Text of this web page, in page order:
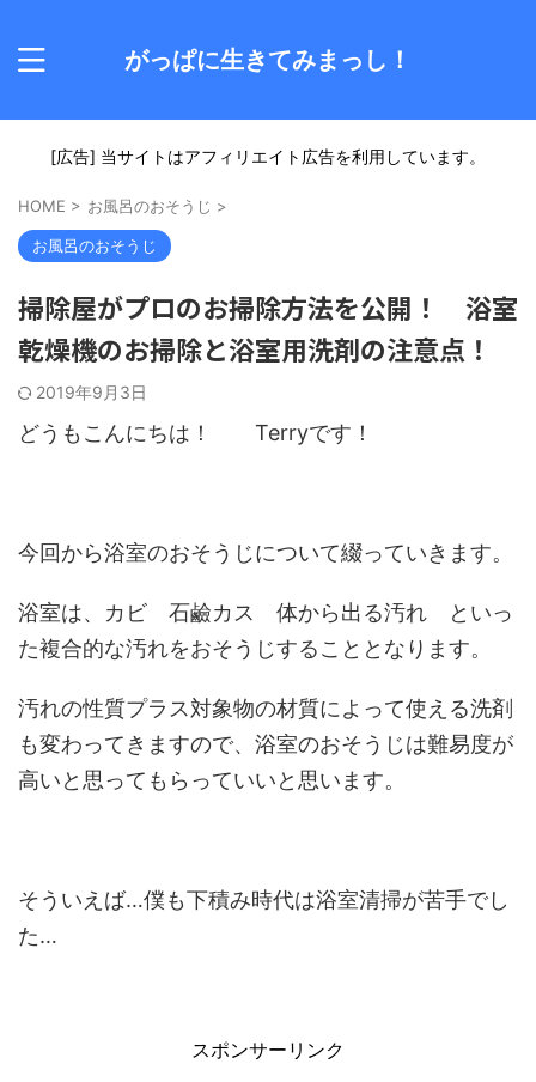
がっぱに生きてみまっし！
[広告] 当サイトはアフィリエイト広告を利用しています。
HOME > お風呂のおそうじ >
お風呂のおそうじ
掃除屋がプロのお掃除方法を公開！ 浴室
乾燥機のお掃除と浴室用洗剤の注意点！
2019年9月3日
どうもこんにちは！ Terryです！
今回から浴室のおそうじについて綴っていきます。
浴室は、カビ 石鹼カス 体から出る汚れ といっ
た複合的な汚れをおそうじすることとなります。
汚れの性質プラス対象物の材質によって使える洗剤
も変わってきますので、浴室のおそうじは難易度が
高いと思ってもらっていいと思います。
そういえば…僕も下積み時代は浴室清掃が苦手でし
た…
スポンサーリンク